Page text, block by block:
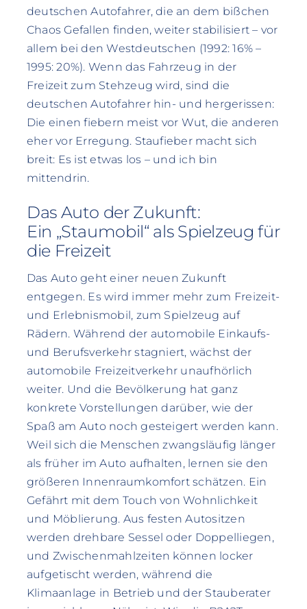
deutschen Autofahrer, die an dem bißchen
Chaos Gefallen finden, weiter stabilisiert – vor
allem bei den Westdeutschen (1992: 16% –
1995: 20%). Wenn das Fahrzeug in der
Freizeit zum Stehzeug wird, sind die
deutschen Autofahrer hin- und hergerissen:
Die einen fiebern meist vor Wut, die anderen
eher vor Erregung. Staufieber macht sich
breit: Es ist etwas los – und ich bin
mittendrin.
Das Auto der Zukunft:
Ein „Staumobil“ als Spielzeug für
die Freizeit
Das Auto geht einer neuen Zukunft
entgegen. Es wird immer mehr zum Freizeit-
und Erlebnismobil, zum Spielzeug auf
Rädern. Während der automobile Einkaufs-
und Berufsverkehr stagniert, wächst der
automobile Freizeitverkehr unaufhörlich
weiter. Und die Bevölkerung hat ganz
konkrete Vorstellungen darüber, wie der
Spaß am Auto noch gesteigert werden kann.
Weil sich die Menschen zwangsläufig länger
als früher im Auto aufhalten, lernen sie den
größeren Innenraumkomfort schätzen. Ein
Gefährt mit dem Touch von Wohnlichkeit
und Möblierung. Aus festen Autositzen
werden drehbare Sessel oder Doppelliegen,
und Zwischenmahlzeiten können locker
aufgetischt werden, während die
Klimaanlage in Betrieb und der Stauberater